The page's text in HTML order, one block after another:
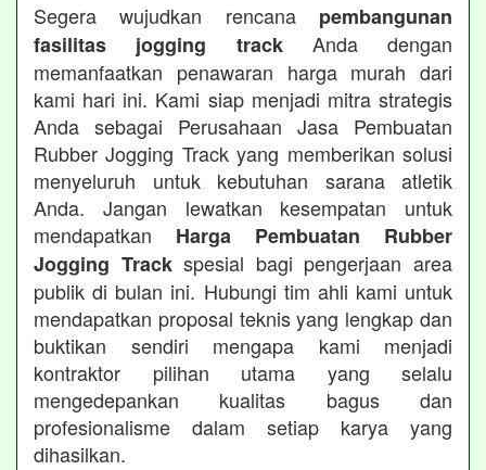
Segera wujudkan rencana pembangunan
fasilitas jogging trackAnda dengan
memanfaatkan penawaran harga murah dari
kami hari ini. Kami siap menjadi mitra strategis
Anda sebagai Perusahaan Jasa Pembuatan
Rubber Jogging Track yang memberikan solusi
menyeluruh untuk kebutuhan sarana atletik
Anda. Jangan lewatkan kesempatan untuk
mendapatkan Harga Pembuatan Rubber
Jogging Trackspesial bagi pengerjaan area
publik di bulan ini. Hubungi tim ahli kami untuk
mendapatkan proposal teknis yang lengkap dan
buktikan sendiri mengapa kami menjadi
kontraktor pilihan utama yang selalu
mengedepankan kualitas bagus dan
profesionalisme dalam setiap karya yang
dihasilkan.